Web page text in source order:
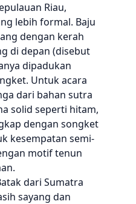
Riau,
lebih formal. Baju
dengan kerah
di depan (disebut
dipadukan
Untuk acara
dari bahan sutra
solid seperti hitam,
dengan songket
kesempatan semi-
motif tenun
dari Sumatra
sayang dan